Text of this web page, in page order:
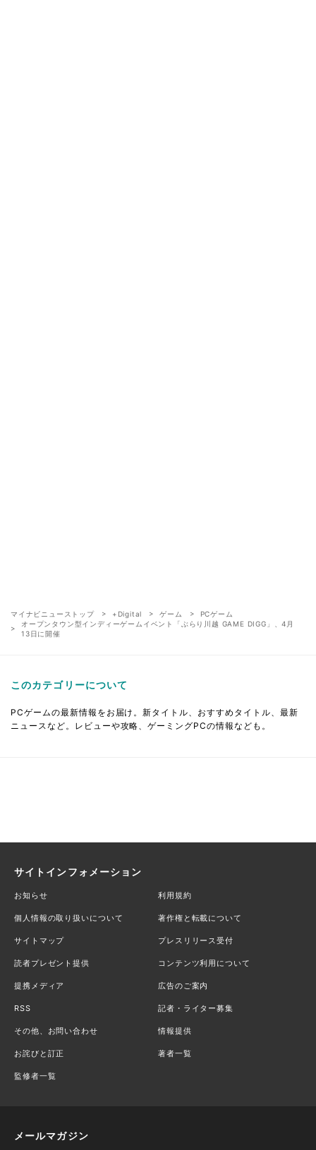
マイナビニューストップ +Digital ゲーム
PCゲーム
オープンタウン型インディーゲームイベント「ぶらり川越 GAME DIGG」、4月
13日に開催
このカテゴリーについて
PCゲームの最新情報をお届け。新タイトル、おすすめタイトル、最新
ニュースなど。レビューや攻略、ゲーミングPCの情報なども。
サイトインフォメーション
お知らせ 利用規約
個人情報の取り扱いについて 著作権と転載について
サイトマップ プレスリリース受付
読者プレゼント提供 コンテンツ利用について
提携メディア 広告のご案内
RSS 記者・ライター募集
その他、お問い合わせ 情報提供
お詫びと訂正 著者一覧
監修者一覧
メールマガジン